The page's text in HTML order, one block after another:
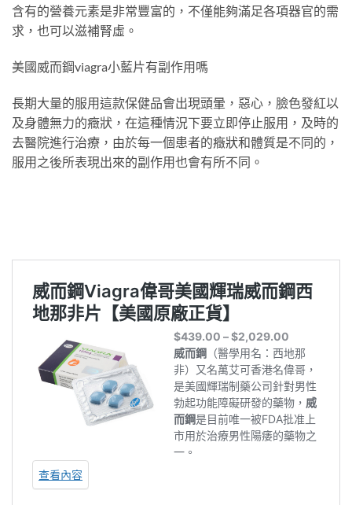
含有的營養元素是非常豐富的，不僅能夠滿足各項器官的需
求，也可以滋補腎虛。
美國威而鋼viagra小藍片有副作用嗎
長期大量的服用這款保健品會出現頭暈，惡心，臉色發紅以
及身體無力的癥狀，在這種情況下要立即停止服用，及時的
去醫院進行治療，由於每一個患者的癥狀和體質是不同的，
服用之後所表現出來的副作用也會有所不同。